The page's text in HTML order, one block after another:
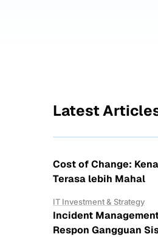
Latest
Cost of Change:
Terasa lebih Mahal
IT Investment & Strategy
Incident
Respon Gangguan